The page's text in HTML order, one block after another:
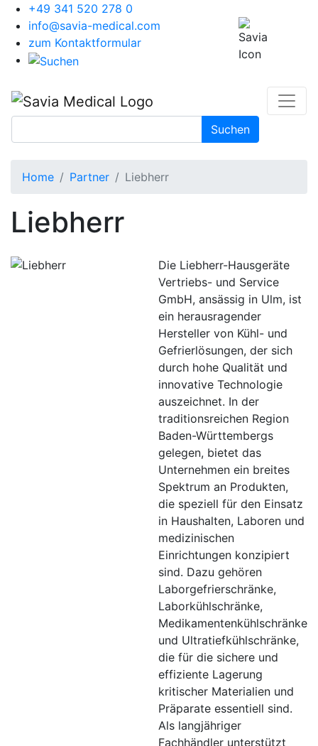
+49 341 520 278 0
info@savia-medical.com
zum Kontaktformular
Suchen
Home Partner Liebherr
Liebherr
Die Liebherr-Hausgeräte
Vertriebs- und Service
GmbH, ansässig in Ulm, ist
ein herausragender
Hersteller von Kühl- und
Gefrierlösungen, der sich
durch hohe Qualität und
innovative Technologie
auszeichnet. In der
traditionsreichen Region
Baden-Württembergs
gelegen, bietet das
Unternehmen ein breites
Spektrum an Produkten,
die speziell für den Einsatz
in Haushalten, Laboren und
medizinischen
Einrichtungen konzipiert
sind. Dazu gehören
Laborgefrierschränke,
Laborkühlschränke,
Medikamentenkühlschränke
und Ultratiefkühlschränke,
die für die sichere und
effiziente Lagerung
kritischer Materialien und
Präparate essentiell sind.
Als langjähriger
Fachhändler unterstützt